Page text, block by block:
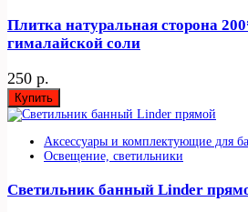
Плитка натуральная сторона
гималайской соли
250 р.
Купить
Аксессуары и комплектующие для
Освещение, светильники
Светильник банный Linder